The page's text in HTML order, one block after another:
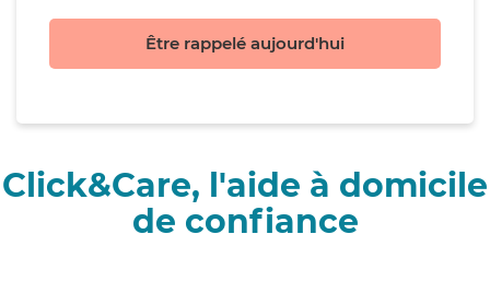
Être rappelé aujourd'hui
Click&Care, l'aide à domicile
de confiance